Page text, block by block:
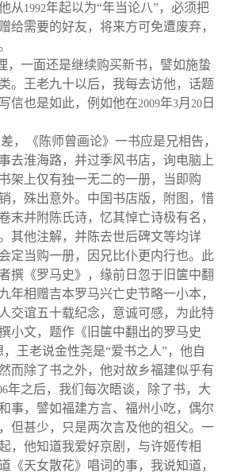
从1992年起以为“年当论八”，必须把
给需要的好友，将来方可免遭废弃，
，一面还是继续购买新书，譬如施蛰
。王老九十以后，我每去访他，话题
信也是如此，例如他在2009年3月 20 日
，《陈师曾画论》一书应是兄相告，
去淮海路，并过季风书店，询电脑上
架上仅有独一无二的一册，当即购
，殊出意外。中国书店版，附图，惜
末并附陈氏诗，忆其悼亡诗极有名，
其他注解，并陈去世后碑文等均详
定当购一册，因兄比仆更内行也。此
撰《罗马史》，缘前日忽于旧箧中翻
年相赠吉本罗马兴亡史节略一小本，
交谊五十载纪念，意诚可感，为此特
小文，题作《旧箧中翻出的罗马史
，王老说金性尧是“爱书之人”，他自
而除了书之外，他对故乡福建似乎有
年之后，我们每次晤谈，除了书，大
事，譬如福建方言、福州小吃，偶尔
但甚少，只是两次言及他的祖父。一
，他知道我爱好京剧，与许姬传相
《天女散花》唱词的事，我说知道，